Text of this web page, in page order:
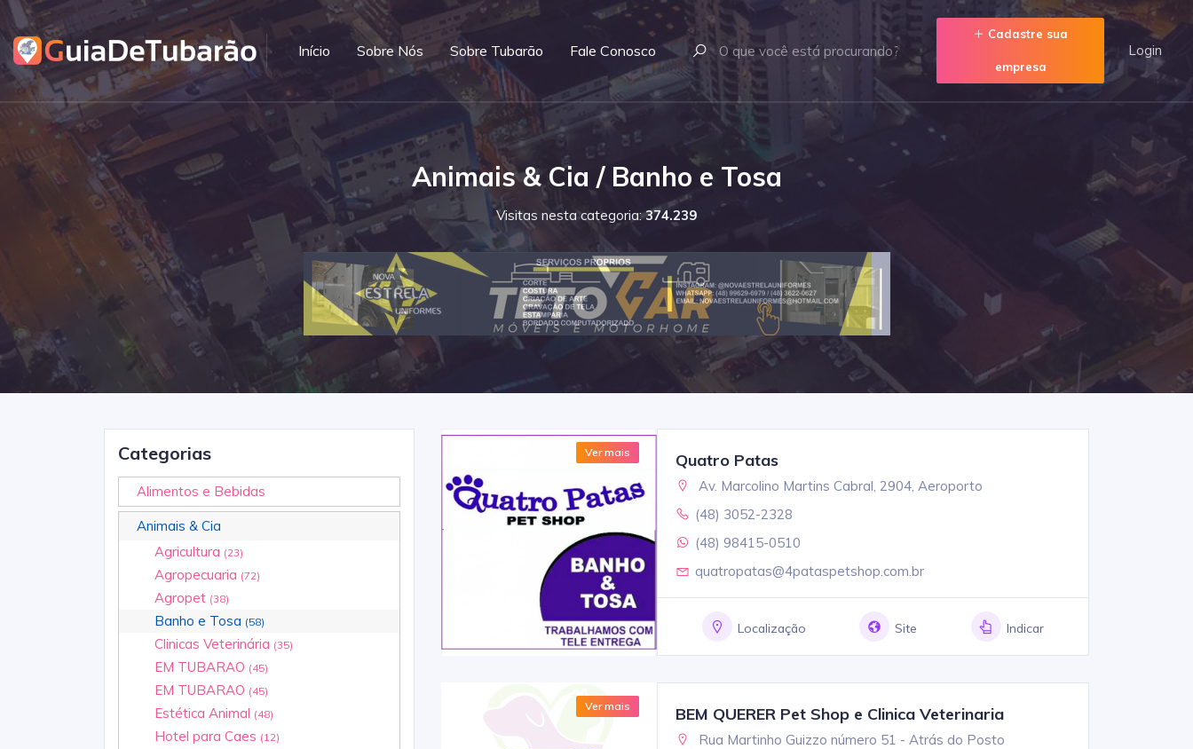
Início Sobre Nós Sobre Tubarão Fale Conosco
Cadastre sua
empresa
Login
Animais & Cia / Banho e Tosa
Visitas nesta categoria:374.239
Categorias
Alimentos e Bebidas
Animais & Cia
Agricultura (23)
Agropecuaria (72)
Agropet (38)
Banho e Tosa (58)
Clinicas Veterinária (35)
EM TUBARAO (45)
EM TUBARAO (45)
Estética Animal (48)
Hotel para Caes (12)
Ver mais Quatro Patas
Av. Marcolino Martins Cabral, 2904, Aeroporto
(48) 3052-2328
(48) 98415-0510
quatropatas@4pataspetshop.com.br
Localização Site Indicar
Ver mais BEM QUERER Pet Shop e Clinica Veterinaria
Rua Martinho Guizzo número 51 - Atrás do Posto